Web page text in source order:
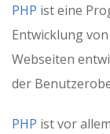
PHP ist eine
Entwicklung
Webseiten
der
PHP ist vor